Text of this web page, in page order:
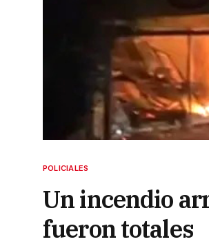
POLICIALES
Un incendio
fueron totales